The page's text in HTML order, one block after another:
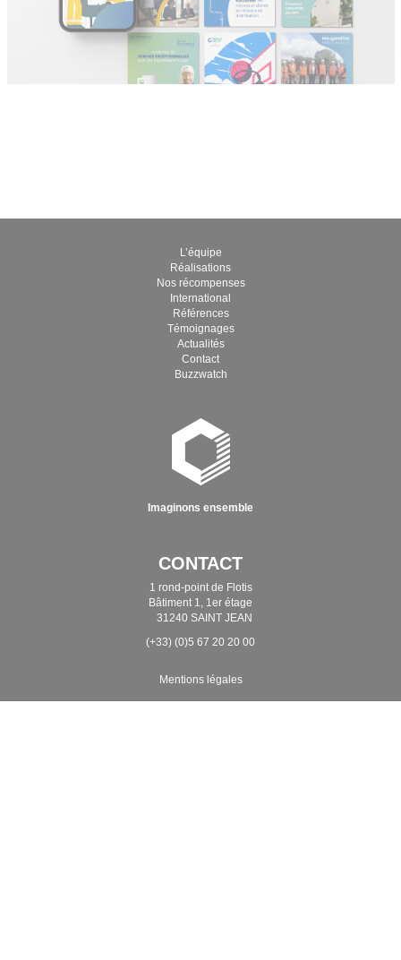
L’équipe
Réalisations
Nos récompenses
International
Références
Témoignages
Actualités
Contact
Buzzwatch
Imaginons ensemble
CONTACT
1 rond-point de Flotis
Bâtiment 1, 1er étage
31240 SAINT JEAN
(+33) (0)5 67 20 20 00
Mentions légales